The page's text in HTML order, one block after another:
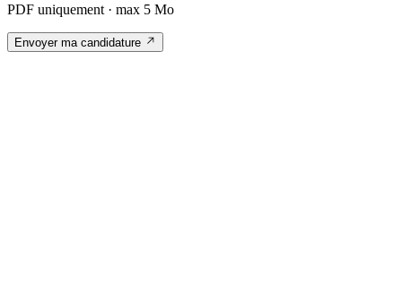
PDF uniquement · max 5 Mo
Envoyer ma candidature